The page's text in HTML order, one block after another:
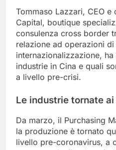
Tommaso Lazzari, CEO
Capital, boutique
consulenza cross border
relazione ad operazioni
internazionalizzazione,
industrie in Cina e quali
a livello pre-crisi.
Le industrie tornate
Da marzo, il Purchasing
la produzione è tornato
livello pre-coronavirus, a